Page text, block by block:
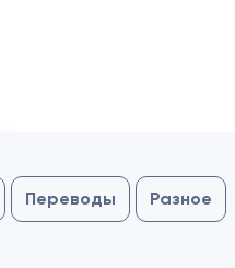
Переводы Разное